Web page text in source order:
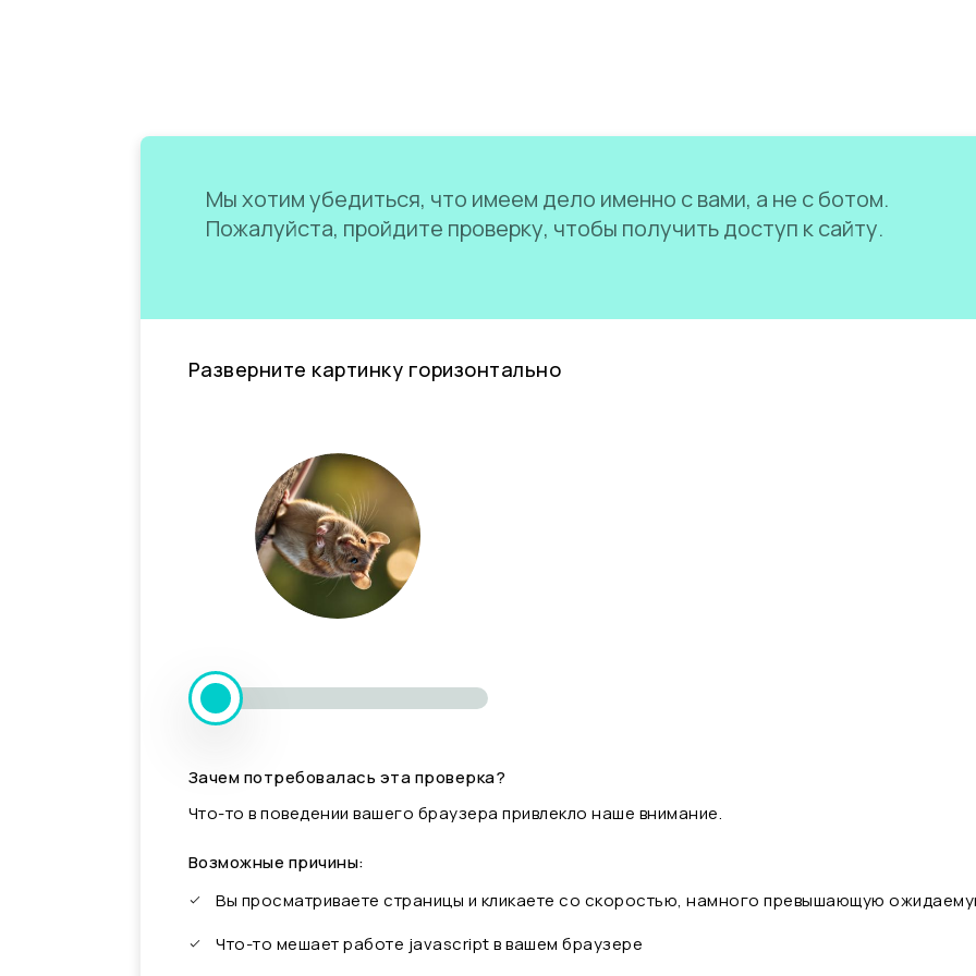
Мы хотим убедиться, что имеем дело именно с вами, а не с ботом.
Пожалуйста, пройдите проверку, чтобы получить доступ к сайту.
Разверните картинку горизонтально
Зачем потребовалась эта проверка?
Что-то в поведении вашего браузера привлекло наше внимание.
Возможные причины:
Вы просматриваете страницы и кликаете со скоростью, намного превышающую
Что-то мешает работе javascript в вашем браузере